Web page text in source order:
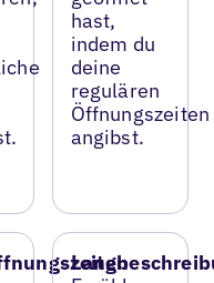
hast,
indem du
deine
regulären
Öffnungszeiten
angibst.